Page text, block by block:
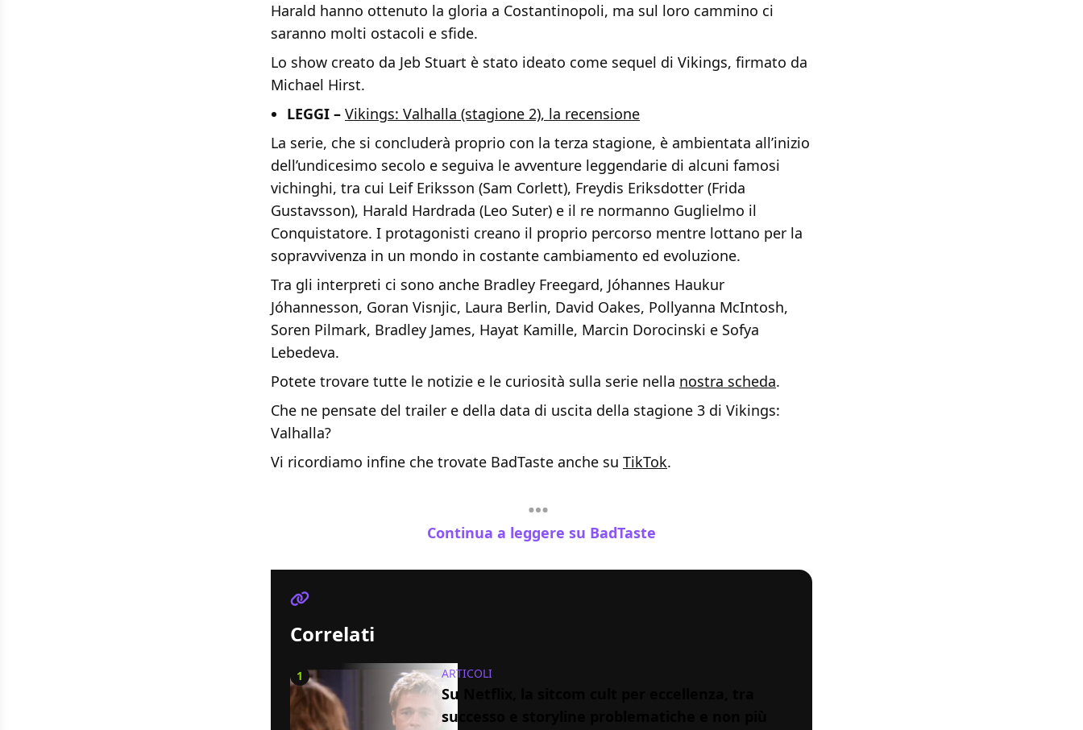
Harald hanno ottenuto la gloria a Costantinopoli, ma sul loro cammino ci
saranno molti ostacoli e sfide.
Lo show creato da Jeb Stuart è stato ideato come sequel di Vikings, firmato da
Michael Hirst.
LEGGI – Vikings: Valhalla (stagione 2), la recensione
La serie, che si concluderà proprio con la terza stagione, è ambientata all’inizio
dell’undicesimo secolo e seguiva le avventure leggendarie di alcuni famosi
vichinghi, tra cui Leif Eriksson (Sam Corlett), Freydis Eriksdotter (Frida
Gustavsson), Harald Hardrada (Leo Suter) e il re normanno Guglielmo il
Conquistatore. I protagonisti creano il proprio percorso mentre lottano per la
sopravvivenza in un mondo in costante cambiamento ed evoluzione.
Tra gli interpreti ci sono anche Bradley Freegard, Jóhannes Haukur
Jóhannesson, Goran Visnjic, Laura Berlin, David Oakes, Pollyanna McIntosh,
Soren Pilmark, Bradley James, Hayat Kamille, Marcin Dorocinski e Sofya
Lebedeva.
Potete trovare tutte le notizie e le curiosità sulla serie nella nostra scheda.
Che ne pensate del trailer e della data di uscita della stagione 3 di Vikings:
Valhalla?
Vi ricordiamo infine che trovate BadTaste anche su TikTok.
Continua a leggere su BadTaste
Correlati
1 ARTICOLI
Su Netflix, la sitcom cult per eccellenza, tra
successo e storyline problematiche e non più